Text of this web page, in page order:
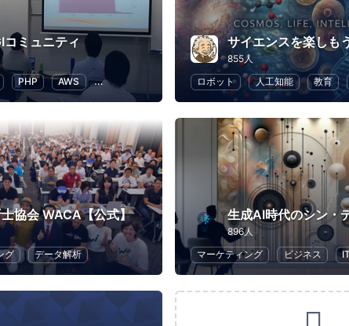
ミュニティ
PHP AWS ITインフラ
サイエンスを楽しも
855人
ロボット
人工知能 教育
協会 WACA【公式】
グ データ解析
生成AI時代のシン・
896人
マーケティング
ビジネス